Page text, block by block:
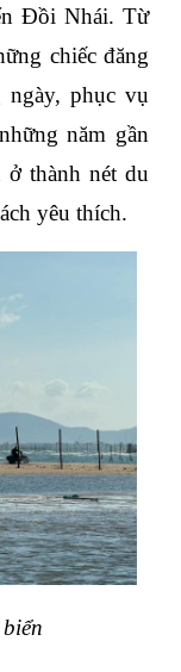
Đồi Nhái. Từ
chiếc đăng
ngày, phục vụ
năm gần
ở thành nét du
yêu thích.